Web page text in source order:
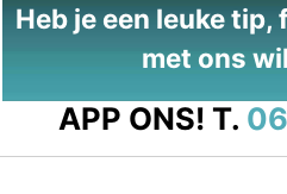
Heb je een leuke
met ons
APP ONS! T.